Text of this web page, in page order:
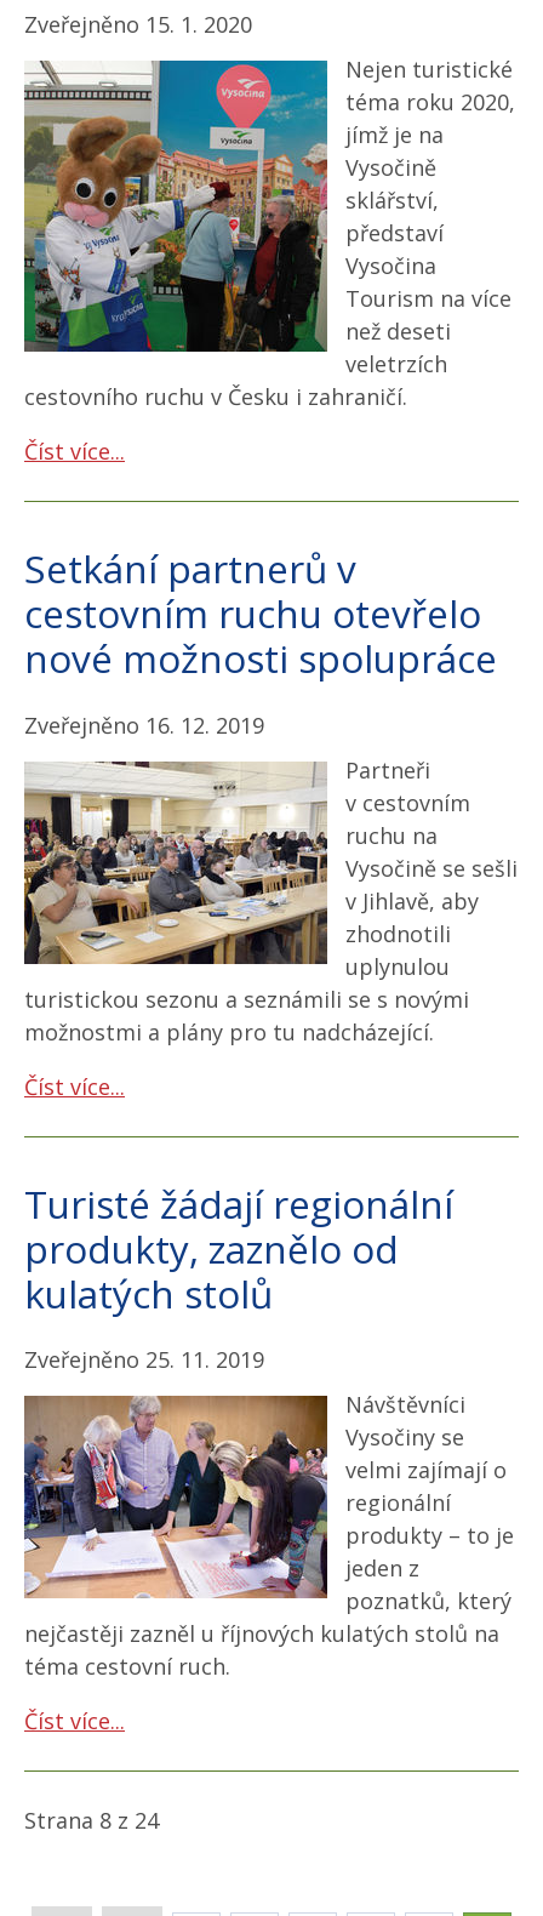
Zveřejněno 15. 1. 2020
Nejen turistické
téma roku 2020,
jímž je na
Vysočině
sklářství,
představí
Vysočina
Tourism na více
než deseti
veletrzích
cestovního ruchu v Česku i zahraničí.
Číst více...
Setkání partnerů v
cestovním ruchu otevřelo
nové možnosti spolupráce
Zveřejněno 16. 12. 2019
Partneři
v cestovním
ruchu na
Vysočině se sešli
v Jihlavě, aby
zhodnotili
uplynulou
turistickou sezonu a seznámili se s novými
možnostmi a plány pro tu nadcházející.
Číst více...
Turisté žádají regionální
produkty, zaznělo od
kulatých stolů
Zveřejněno 25. 11. 2019
Návštěvníci
Vysočiny se
velmi zajímají o
regionální
produkty – to je
jeden z
poznatků, který
nejčastěji zazněl u říjnových kulatých stolů na
téma cestovní ruch.
Číst více...
Strana 8 z 24